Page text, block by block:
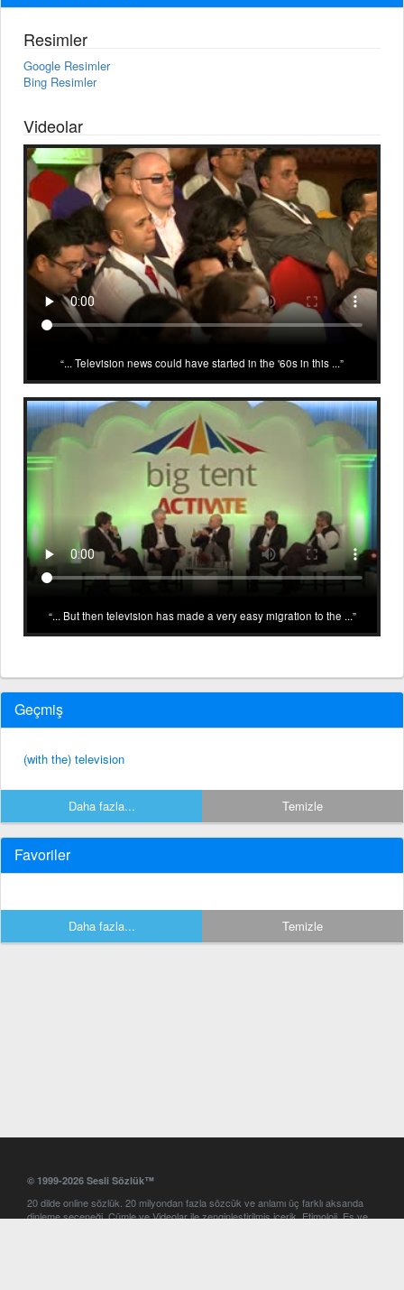
Resimler
Google Resimler
Bing Resimler
Videolar
... Television news could have started in the '60s in this ...
... But then television has made a very easy migration to the ...
Geçmiş
(with the) television
Daha fazla... Temizle
Favoriler
Daha fazla... Temizle
© 1999-2026 Sesli Sözlük™
20 dilde online sözlük. 20 milyondan fazla sözcük ve anlamı üç farklı aksanda
dinleme seçeneği. Cümle ve Videolar ile zenginleştirilmiş içerik. Etimoloji, Eş ve